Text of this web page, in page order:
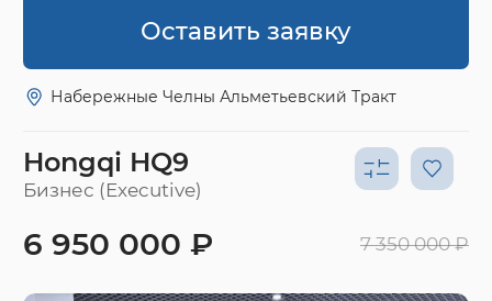
Оставить заявку
Набережные Челны Альметьевский Тракт
Hongqi HQ9
Бизнес (Executive)
6 950 000 ₽ 7 350 000 ₽